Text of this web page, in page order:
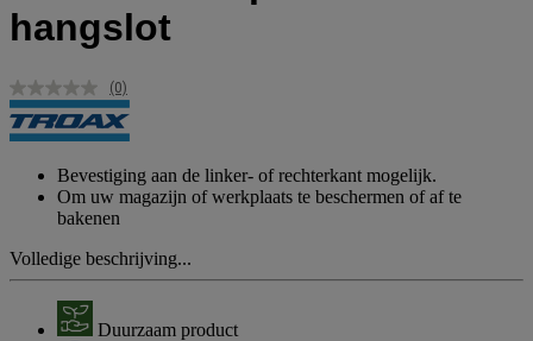
hangslot
Geen
scorewaarde.
Dezelfde
(0)
Bevestiging aan de linker- of rechterkant mogelijk.
Om uw magazijn of werkplaats te beschermen of af te
bakenen
Volledige beschrijving...
Duurzaam product